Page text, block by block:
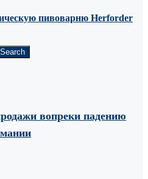
пивоварню Herforder
вопреки падению